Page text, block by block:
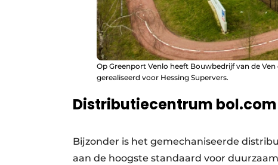
Op Greenport Venlo heeft Bouwbedrijf van de
gerealiseerd voor Hessing Supervers.
Distributiecentrum bol.com
Bijzonder is het gemechaniseerde
aan de hoogste standaard voor